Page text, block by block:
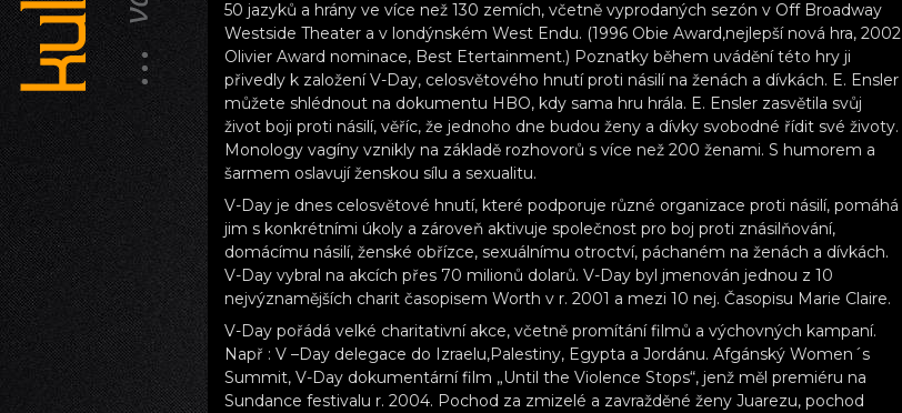
50 jazyků a hrány ve více než 130 zemích, včetně vyprodaných sezón v Off Broadway
Westside Theater a v londýnském West Endu. (1996 Obie Award,nejlepší nová hra, 2002
Olivier Award nominace, Best Etertainment.) Poznatky během uvádění této hry ji
přivedly k založení V-Day, celosvětového hnutí proti násilí na ženách a dívkách. E. Ensler
můžete shlédnout na dokumentu HBO, kdy sama hru hrála. E. Ensler zasvětila svůj
život boji proti násilí, věříc, že jednoho dne budou ženy a dívky svobodné řídit své životy.
Monology vagíny vznikly na základě rozhovorů s více než 200 ženami. S humorem a
šarmem oslavují ženskou sílu a sexualitu.
V-Day je dnes celosvětové hnutí, které podporuje různé organizace proti násilí, pomáhá
jim s konkrétními úkoly a zároveň aktivuje společnost pro boj proti znásilňování,
domácímu násilí, ženské obřízce, sexuálnímu otroctví, páchaném na ženách a dívkách.
V-Day vybral na akcích přes 70 milionů dolarů. V-Day byl jmenován jednou z 10
nejvýznamějších charit časopisem Worth v r. 2001 a mezi 10 nej. Časopisu Marie Claire.
V-Day pořádá velké charitativní akce, včetně promítání filmů a výchovných kampaní.
Např : V –Day delegace do Izraelu,Palestiny, Egypta a Jordánu. Afgánský Women´s
Summit, V-Day dokumentární film „Until the Violence Stops“, jenž měl premiéru na
Sundance festivalu r. 2004. Pochod za zmizelé a zavražděné ženy Juarezu, pochod